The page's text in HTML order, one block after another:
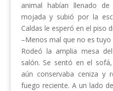
animal habían llenado
mojada y subió por la
Caldas le esperó en el piso
–Menos mal que no es
Rodeó la amplia mesa
salón. Se sentó en el
aún conservaba ceniza y
fuego reciente. A un lado